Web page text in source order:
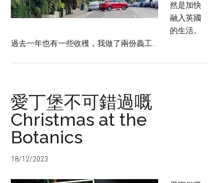
然是加快
融入英國
的生活。
過去一年也有一些收穫，我做了兩份義工…
愛丁堡不可錯過嘅
Christmas at the
Botanics
18/12/2023